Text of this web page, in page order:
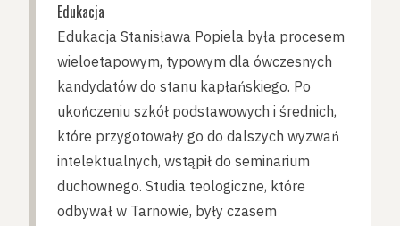
Edukacja
Edukacja Stanisława Popiela była procesem
wieloetapowym, typowym dla ówczesnych
kandydatów do stanu kapłańskiego. Po
ukończeniu szkół podstawowych i średnich,
które przygotowały go do dalszych wyzwań
intelektualnych, wstąpił do seminarium
duchownego. Studia teologiczne, które
odbywał w Tarnowie, były czasem